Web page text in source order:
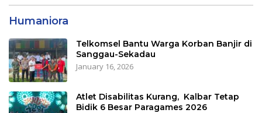
Humaniora
Telkomsel Bantu Warga Korban Banjir di
Sanggau-Sekadau
January 16, 2026
Atlet Disabilitas Kurang, Kalbar Tetap
Bidik 6 Besar Paragames 2026